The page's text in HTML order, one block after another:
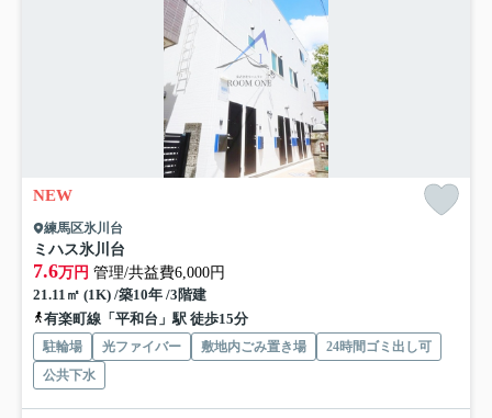
NEW
練馬区氷川台
ミハス氷川台
7.6万円 管理/共益費6,000円
21.11㎡ (1K) /築10年 /3階建
有楽町線「平和台」駅 徒歩15分
駐輪場 光ファイバー 敷地内ごみ置き場
24時間ゴミ出し可
公共下水